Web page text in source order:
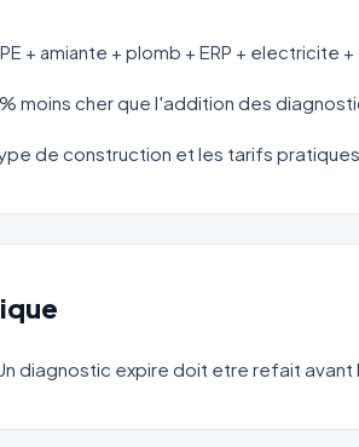
+ amiante + plomb + ERP + electricite +
moins cher que l'addition des
de construction et les tarifs
Un diagnostic expire doit etre refait avant